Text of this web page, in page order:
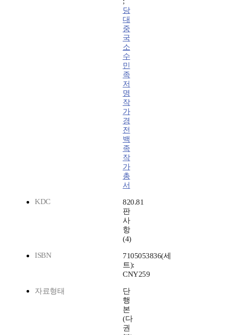
당
대
중
국
소
수
민
족
저
명
작
가
경
전
백
족
작
가
총
서
KDC
820.81
판
사
항
(4)
ISBN
7105053836(세
트):
CNY259
자료형태
단
행
본
(다
권